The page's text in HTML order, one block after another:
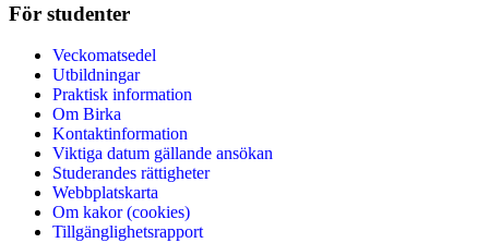
För studenter
Veckomatsedel
Utbildningar
Praktisk information
Om Birka
Kontaktinformation
Viktiga datum gällande ansökan
Studerandes rättigheter
Webbplatskarta
Om kakor (cookies)
Tillgänglighetsrapport